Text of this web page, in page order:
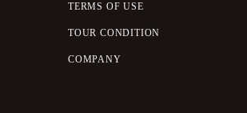
TERMS OF USE
TOUR CONDITION
COMPANY